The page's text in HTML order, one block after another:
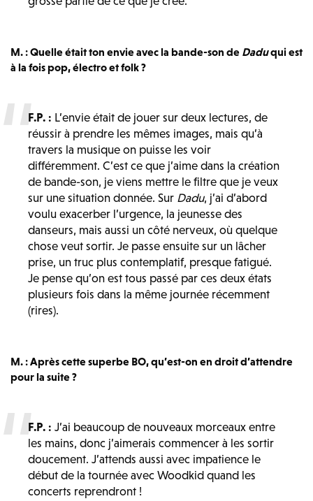
M. : Quelle était ton envie avec la bande-son de Daduqui est
à la fois pop, électro et folk ?
F.P. : L’envie était de jouer sur deux lectures, de
réussir à prendre les mêmes images, mais qu’à
travers la musique on puisse les voir
différemment. C’est ce que j’aime dans la création
de bande-son, je viens mettre le filtre que je veux
sur une situation donnée. Sur Dadu, j’ai d’abord
voulu exacerber l’urgence, la jeunesse des
danseurs, mais aussi un côté nerveux, où quelque
chose veut sortir. Je passe ensuite sur un lâcher
prise, un truc plus contemplatif, presque fatigué.
Je pense qu’on est tous passé par ces deux états
plusieurs fois dans la même journée récemment
(rires).
M. : Après cette superbe BO, qu’est-on en droit d’attendre
pour la suite ?
F.P. :J’ai beaucoup de nouveaux morceaux entre
les mains, donc j’aimerais commencer à les sortir
doucement. J’attends aussi avec impatience le
début de la tournée avec Woodkid quand les
concerts reprendront !